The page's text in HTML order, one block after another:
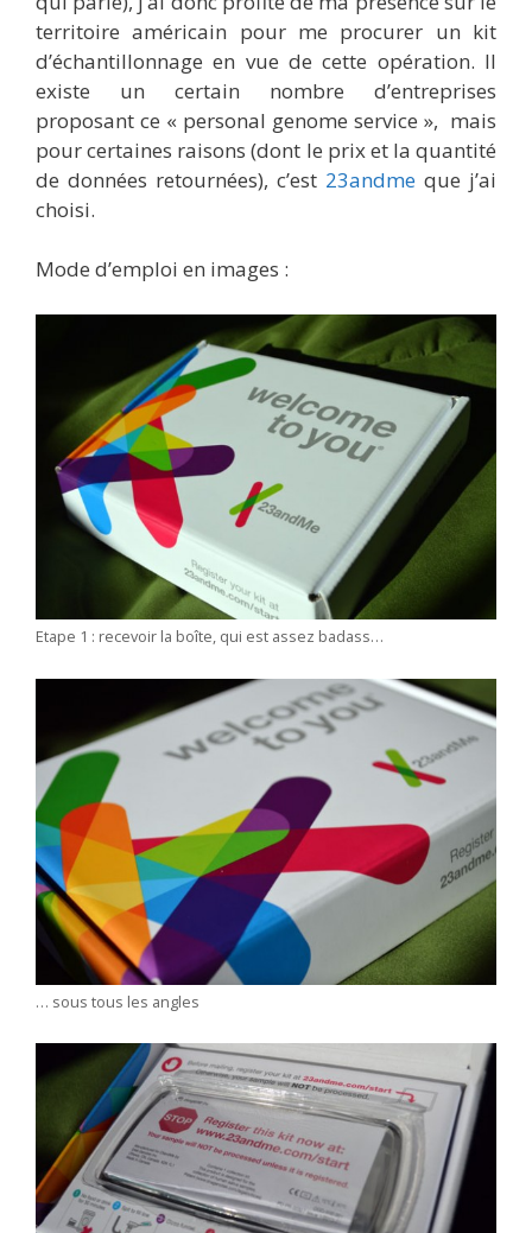
territoire américain pour me procurer un kit
d’échantillonnage en vue de cette opération. Il
existe un certain nombre d’entreprises
proposant ce « personal genome service », mais
pour certaines raisons (dont le prix et la quantité
de données retournées), c’est 23andme que j’ai
choisi.
Mode d’emploi en images :
Etape 1 : recevoir la boîte, qui est assez badass…
… sous tous les angles